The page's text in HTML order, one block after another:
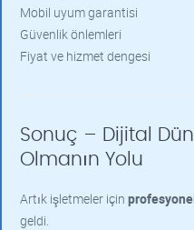
Mobil uyum garantisi
Güvenlik önlemleri
Fiyat ve hizmet dengesi
Sonuç – Dijital
Olmanın Yolu
Artık işletmeler için
geldi.